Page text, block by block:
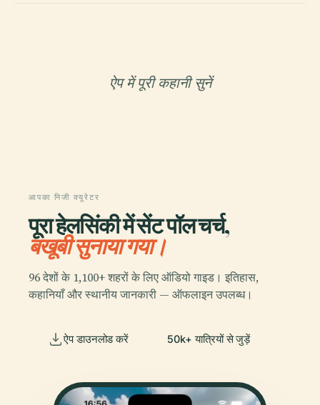
ऐप में पूरी कहानी सुनें
आपका निजी क्यूरेटर
पूरा हेलसिंकी में सेंट पॉल चर्च,
बखूबी सुनाया गया।
96 देशों के 1,100+ शहरों के लिए ऑडियो गाइड। इतिहास,
कहानियाँ और स्थानीय जानकारी — ऑफलाइन उपलब्ध।
ऐप डाउनलोड करें 50k+ यात्रियों से जुड़ें